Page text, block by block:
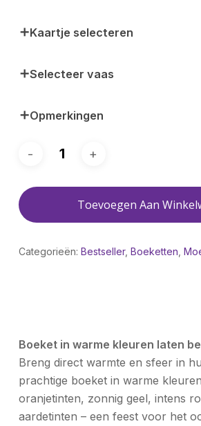
Kaartje selecteren
Selecteer vaas
Opmerkingen
Toevoegen Aan
Categorieën: Bestseller, Boeketten
Boeket in warme kleuren laten
Breng direct warmte en sfeer in
prachtige boeket in warme
oranjetinten, zonnig geel, intens
aardetinten – een feest voor het